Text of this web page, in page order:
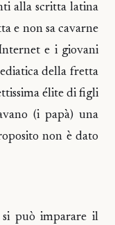
alla scritta latina
e non sa cavarne
e i giovani
della fretta
élite di figli
(i papà) una
non è dato
può imparare il